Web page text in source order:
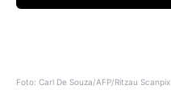
Foto: Carl De Souza/AFP/Ritzau Scanpix